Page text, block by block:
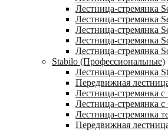
Лестница-стремянка
Лестница-стремянка
Лестница-стремянка
Лестница-стремянка
Лестница-стремянка
Stabilo (Профессиональные)
Лестница-стремянка
Передвижная
Лестница-стремянка
Лестница-стремянка
Лестница-стремянка
Передвижная